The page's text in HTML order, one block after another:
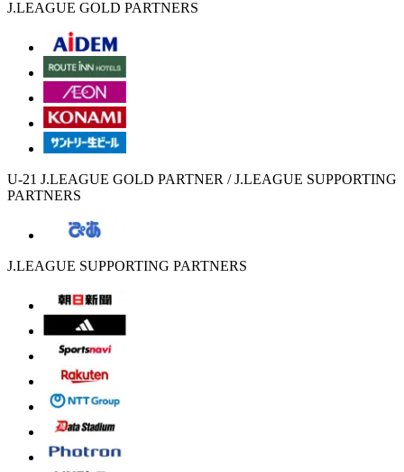
J.LEAGUE GOLD PARTNERS
U-21 J.LEAGUE GOLD PARTNER / J.LEAGUE SUPPORTING
PARTNERS
J.LEAGUE SUPPORTING PARTNERS